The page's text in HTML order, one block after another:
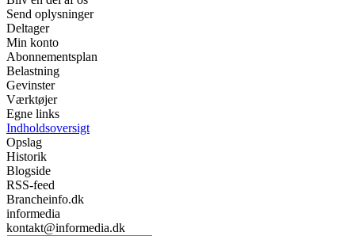
Send oplysninger
Deltager
Min konto
Abonnementsplan
Belastning
Gevinster
Værktøjer
Egne links
Indholdsoversigt
Opslag
Historik
Blogside
RSS-feed
Brancheinfo.dk
informedia
kontakt@informedia.dk